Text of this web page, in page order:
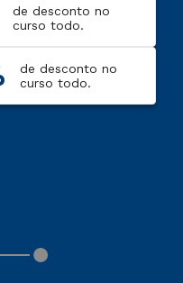
de desconto no
curso todo.
de desconto no
curso todo.